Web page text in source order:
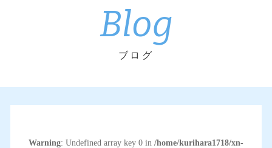
Blog
ブログ
Warning: Undefined array key 0 in /home/kurihara1718/xn-